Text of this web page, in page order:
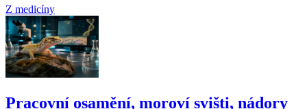
Z medicíny
Pracovní osamění, moroví svišti, nádory